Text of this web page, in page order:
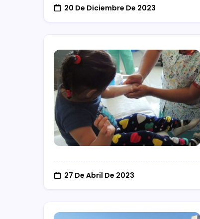
20 De Diciembre De 2023
27 De Abril De 2023